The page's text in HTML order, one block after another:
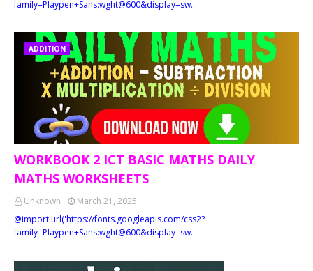
family=Playpen+Sans:wght@600&display=sw…
ADDITION
WORKBOOK 2 ICT BASIC MATHS DAILY
MATHS WORKSHEETS
Unknown
March 21, 2025
@import url('https://fonts.googleapis.com/css2?
family=Playpen+Sans:wght@600&display=sw…